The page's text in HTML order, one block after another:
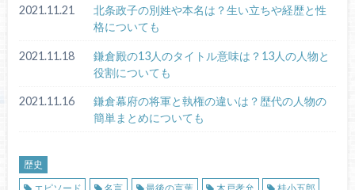
2021.11.21
北条政子の別姓や本名は？生い立ちや経歴と性
格についても
2021.11.18
鎌倉殿の13人のタイトル意味は？13人の人物と
役割についても
2021.11.16
鎌倉幕府の将軍と執権の違いは？歴代の人物の
簡単まとめについても
歴史